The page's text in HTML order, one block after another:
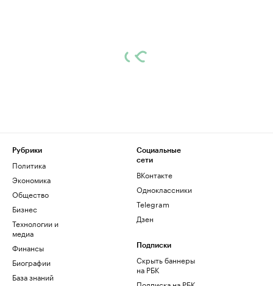
Рубрики
Политика
Экономика
Общество
Бизнес
Технологии и
медиа
Финансы
Биографии
База знаний
Социальные
сети
ВКонтакте
Одноклассники
Telegram
Дзен
Подписки
Скрыть баннеры
на РБК